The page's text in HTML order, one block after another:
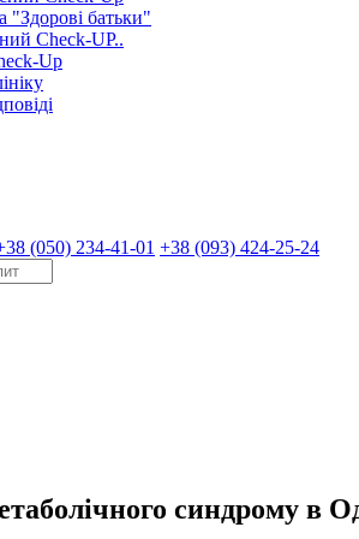
"Здорові батьки"
Check-UP..
Up
(050) 234-41-01 +38 (093) 424-25-24
синдрому в